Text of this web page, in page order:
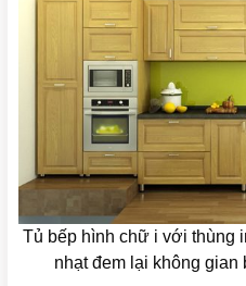
Tủ bếp hình chữ i với thùng
nhạt đem lại không gian